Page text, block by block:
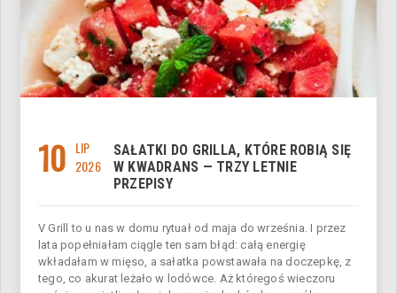
10 LIP
2026
SAŁATKI DO GRILLA, KTÓRE ROBIĄ SIĘ
W KWADRANS — TRZY LETNIE
PRZEPISY
V Grill to u nas w domu rytuał od maja do września. I przez
lata popełniałam ciągle ten sam błąd: całą energię
wkładałam w mięso, a sałatka powstawała na doczepkę, z
tego, co akurat leżało w lodówce. Aż któregoś wieczoru